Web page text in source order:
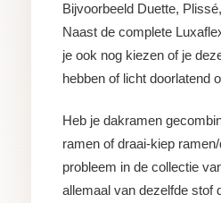
Bijvoorbeeld Duette,
Naast de complete
je ook nog kiezen of je
hebben of licht doorlatend
Heb je dakramen
ramen of draai-kiep
probleem in de collectie
allemaal van dezelfde stof